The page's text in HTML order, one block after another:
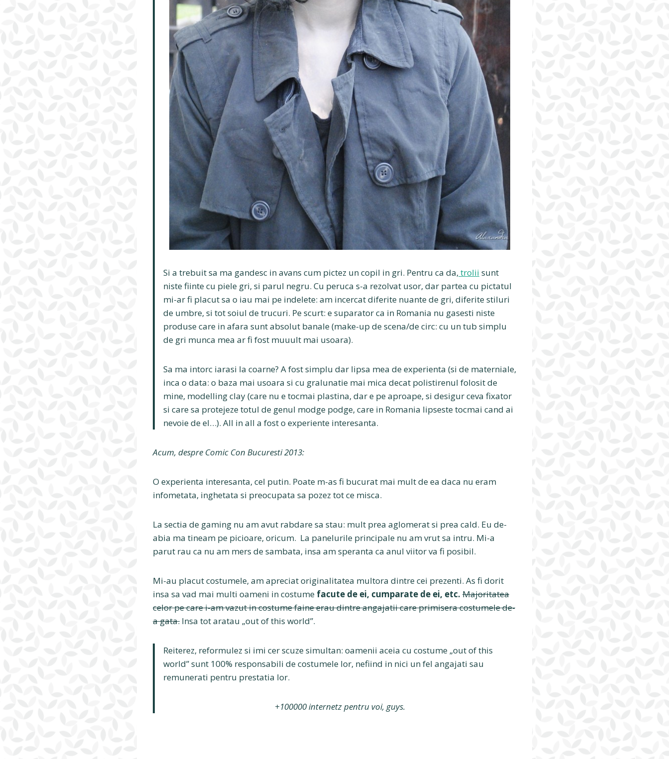
Si a trebuit sa ma gandesc in avans cum pictez un copil in gri. Pentru ca da, trolii sunt
niste fiinte cu piele gri, si parul negru. Cu peruca s-a rezolvat usor, dar partea cu pictatul
mi-ar fi placut sa o iau mai pe indelete: am incercat diferite nuante de gri, diferite stiluri
de umbre, si tot soiul de trucuri. Pe scurt: e suparator ca in Romania nu gasesti niste
produse care in afara sunt absolut banale (make-up de scena/de circ: cu un tub simplu
de gri munca mea ar fi fost muuult mai usoara).
Sa ma intorc iarasi la coarne? A fost simplu dar lipsa mea de experienta (si de materniale,
inca o data: o baza mai usoara si cu gralunatie mai mica decat polistirenul folosit de
mine, modelling clay (care nu e tocmai plastina, dar e pe aproape, si desigur ceva fixator
si care sa protejeze totul de genul modge podge, care in Romania lipseste tocmai cand ai
nevoie de el…). All in all a fost o experiente interesanta.
Acum, despre Comic Con Bucuresti 2013:
O experienta interesanta, cel putin. Poate m-as fi bucurat mai mult de ea daca nu eram
infometata, inghetata si preocupata sa pozez tot ce misca.
La sectia de gaming nu am avut rabdare sa stau: mult prea aglomerat si prea cald. Eu de-
abia ma tineam pe picioare, oricum. La panelurile principale nu am vrut sa intru. Mi-a
parut rau ca nu am mers de sambata, insa am speranta ca anul viitor va fi posibil.
Mi-au placut costumele, am apreciat originalitatea multora dintre cei prezenti. As fi dorit
insa sa vad mai multi oameni in costume facute de ei, cumparate de ei, etc. Majoritatea
celor pe care i-am vazut in costume faine erau dintre angajatii care primisera costumele de-
a gata. Insa tot aratau „out of this world”.
Reiterez, reformulez si imi cer scuze simultan: oamenii aceia cu costume „out of this
world” sunt 100% responsabili de costumele lor, nefiind in nici un fel angajati sau
remunerati pentru prestatia lor.
+100000 internetz pentru voi, guys.